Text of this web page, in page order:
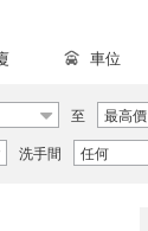
車位
至 最高價
洗手間 任何